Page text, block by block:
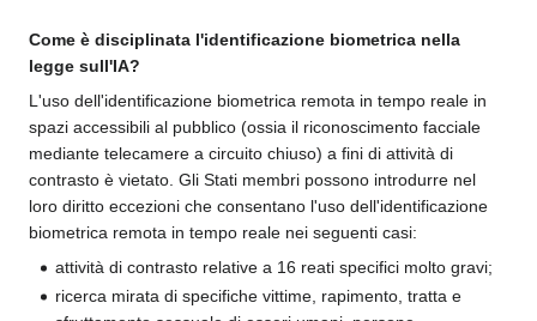
Come è disciplinata l'identificazione biometrica nella
legge sull'IA?
L'uso dell'identificazione biometrica remota in tempo reale in
spazi accessibili al pubblico (ossia il riconoscimento facciale
mediante telecamere a circuito chiuso) a fini di attività di
contrasto è vietato. Gli Stati membri possono introdurre nel
loro diritto eccezioni che consentano l'uso dell'identificazione
biometrica remota in tempo reale nei seguenti casi:
attività di contrasto relative a 16 reati specifici molto gravi;
ricerca mirata di specifiche vittime, rapimento, tratta e